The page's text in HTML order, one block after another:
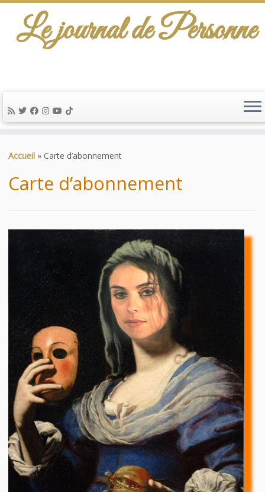
au
Le journal de Personne
Accueil » Carte d’abonnement
Carte d’abonnement